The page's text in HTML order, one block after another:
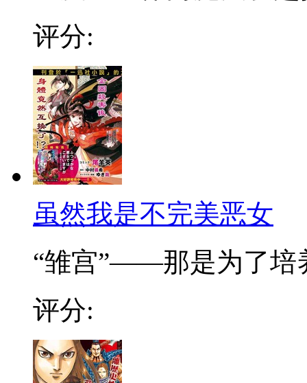
评分:
虽然我是不完美恶女
“雏宫”——那是为了培
评分: